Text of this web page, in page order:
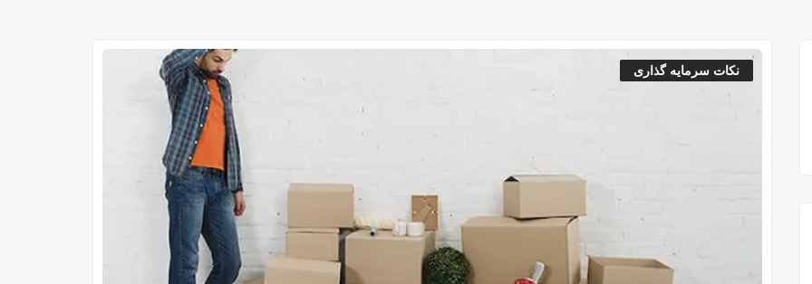
نکات سرمایه گذاری